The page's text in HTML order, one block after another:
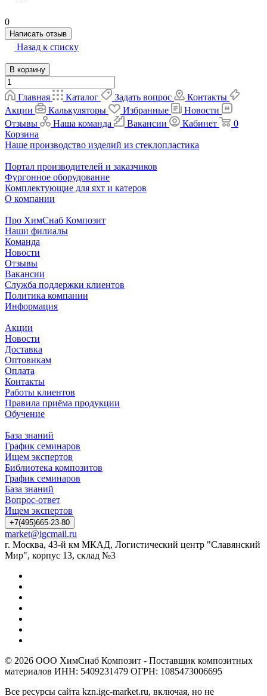
0
Написать отзыв
Назад к списку
В корзину
Главная Каталог Задать вопрос
Контакты
Акции
Калькуляторы Избранные
Новости
Отзывы
Наша команда Вакансии Кабинет
0
Корзина
Наше производство изделий из стеклопластика
Портал производителей и заказчиков
Фургонное оборудование
Комплектующие для яхт и катеров
О компании
Про ХимСнаб Композит
Наши филиалы
Команда
Новости
Отзывы
Вакансии
Служба поддержки клиентов
Политика компании
Информация
Акции
Новости
Доставка
Оптовикам
Оплата
Контакты
Работы клиентов
Правила приёма продукции
Обучение
База знаний
График семинаров
Ищем экспертов
Библиотека композитов
График семинаров
База знаний
Вопрос-ответ
Ищем экспертов
+7(495)665-23-80
market@igcmail.ru
г. Москва, 43-й км МКАД, Логистический центр "Славянский
Мир", корпус 13, склад №3
© 2026 ООО ХимСнаб Композит - Поставщик композитных
материалов ИНН: 5409231479 ОГРН: 1085473006695
Все ресурсы сайта kzn.igc-market.ru, включая, но не